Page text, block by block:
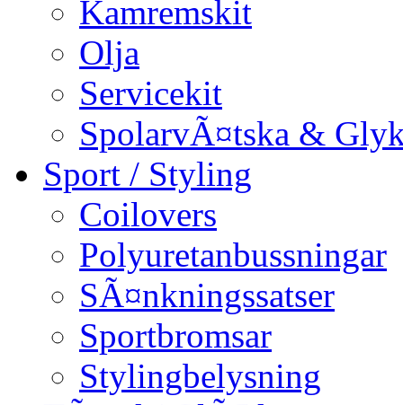
Kamremskit
Olja
Servicekit
SpolarvÃ¤tska &
Sport / Styling
Coilovers
Polyuretanbussningar
SÃ¤nkningssatser
Sportbromsar
Stylingbelysning